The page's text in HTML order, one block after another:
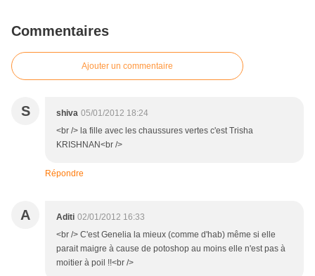
Commentaires
Ajouter un commentaire
S shiva 05/01/2012 18:24
<br /> la fille avec les chaussures vertes c'est Trisha
KRISHNAN<br />
Répondre
A Aditi 02/01/2012 16:33
<br /> C'est Genelia la mieux (comme d'hab) même si elle
parait maigre à cause de potoshop au moins elle n'est pas à
moitier à poil !!<br />